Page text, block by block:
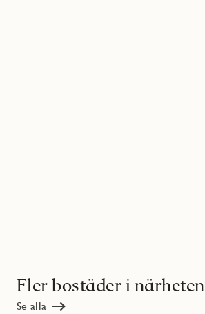
Fler bostäder i närheten
Se alla